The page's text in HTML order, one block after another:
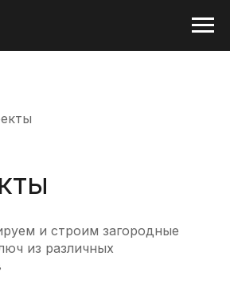
и строим загородные
из различных